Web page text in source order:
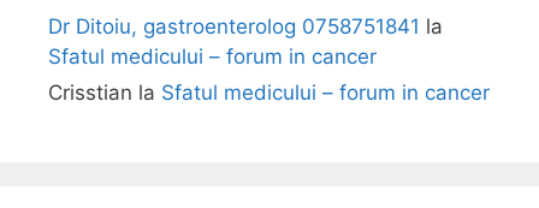
Dr Ditoiu, gastroenterolog 0758751841 la
Sfatul medicului – forum in cancer
Crisstian la Sfatul medicului – forum in cancer